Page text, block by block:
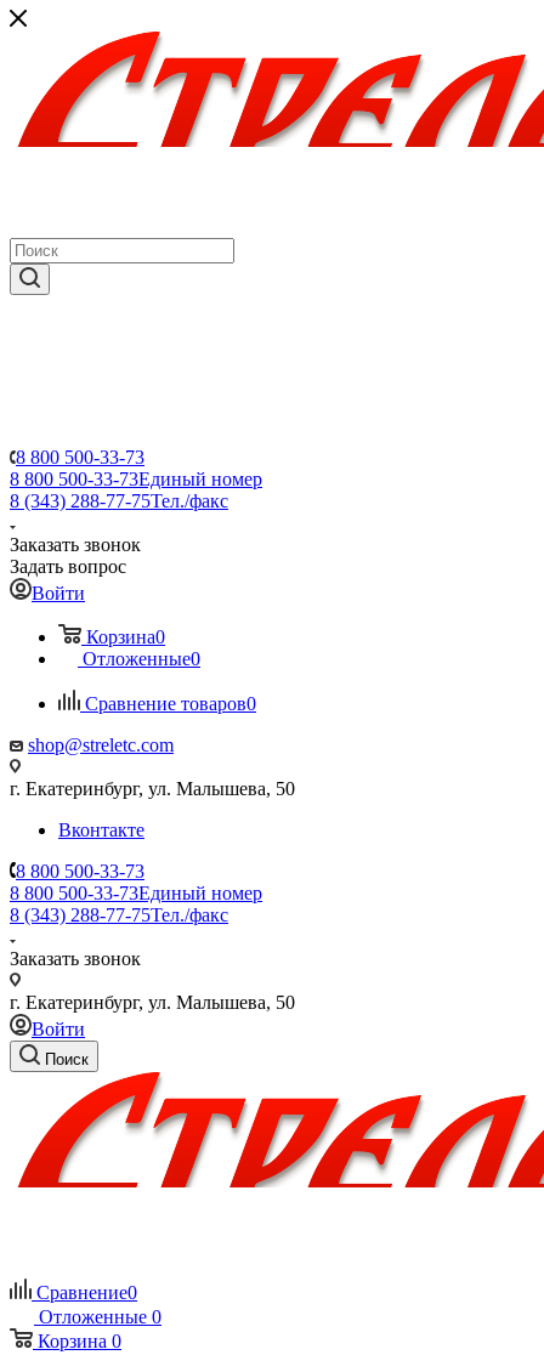
8 800 500-33-73
8 800 500-33-73Единый номер
8 (343) 288-77-75Тел./факс
Заказать звонок
Задать вопрос
Войти
Корзина0
Отложенные0
Сравнение товаров0
shop@streletc.com
г. Екатеринбург, ул. Малышева, 50
Вконтакте
8 800 500-33-73
8 800 500-33-73Единый номер
8 (343) 288-77-75Тел./факс
Заказать звонок
г. Екатеринбург, ул. Малышева, 50
Войти
Поиск
Сравнение0
Отложенные 0
Корзина 0